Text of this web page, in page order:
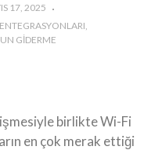
17, 2025
GIDERME
birlikte Wi-Fi
en çok merak ettiği